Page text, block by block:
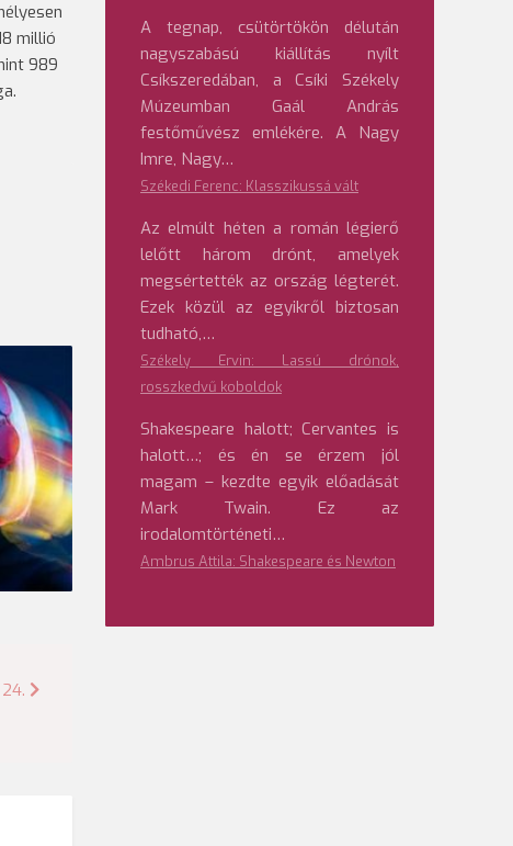
millió
989
A tegnap, csütörtökön délután
nagyszabású kiállítás nyílt
Csíkszeredában, a Csíki Székely
Múzeumban Gaál András
festőművész emlékére. A Nagy
Imre, Nagy…
Székedi Ferenc: Klasszikussá vált
Az elmúlt héten a román légierő
lelőtt három drónt, amelyek
megsértették az ország légterét.
Ezek közül az egyikről biztosan
tudható,…
Székely Ervin: Lassú drónok,
rosszkedvű koboldok
Shakespeare halott; Cervantes is
halott…; és én se érzem jól
magam – kezdte egyik előadását
Mark Twain. Ez az
irodalomtörténeti…
Ambrus Attila: Shakespeare és Newton